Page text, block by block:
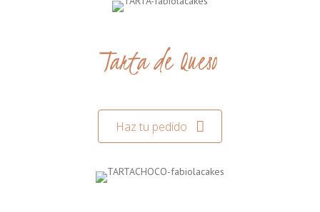
Tarta de Queso
Haz tu pedido